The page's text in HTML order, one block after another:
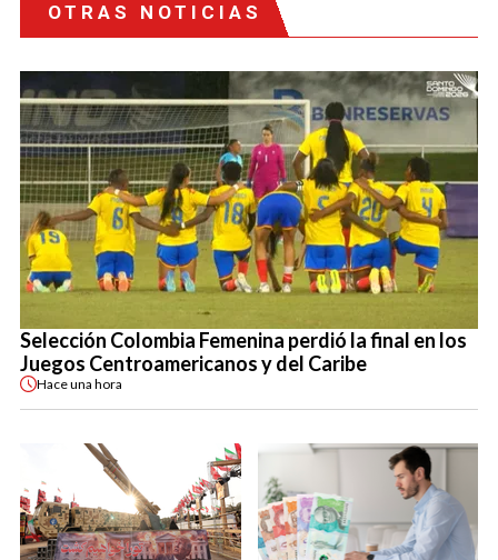
OTRAS NOTICIAS
Selección Colombia Femenina perdió la final en los
Juegos Centroamericanos y del Caribe
Haceuna hora